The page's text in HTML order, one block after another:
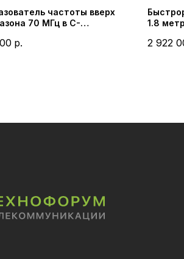
частоты вверх
70 МГц в C-
(Shaanxi
р.
1.8
2 922